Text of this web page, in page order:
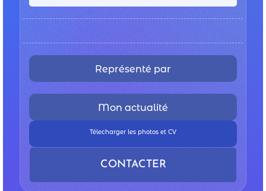
Représenté par
Mon actualité
Télecharger les photos et CV
CONTACTER